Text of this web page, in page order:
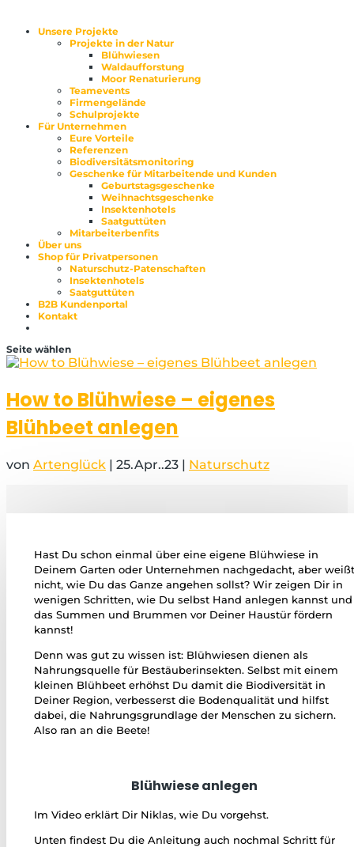
Unsere Projekte
Projekte in der Natur
Blühwiesen
Waldaufforstung
Moor Renaturierung
Teamevents
Firmengelände
Schulprojekte
Für Unternehmen
Eure Vorteile
Referenzen
Biodiversitätsmonitoring
Geschenke für Mitarbeitende und Kunden
Geburtstagsgeschenke
Weihnachtsgeschenke
Insektenhotels
Saatguttüten
Mitarbeiterbenfits
Über uns
Shop für Privatpersonen
Naturschutz-Patenschaften
Insektenhotels
Saatguttüten
B2B Kundenportal
Kontakt
Seite wählen
How to Blühwiese – eigenes
Blühbeet anlegen
von Artenglück | 25.Apr..23 | Naturschutz
Hast Du schon einmal über eine eigene Blühwiese in
Deinem Garten oder Unternehmen nachgedacht, aber
nicht, wie Du das Ganze angehen sollst? Wir zeigen Dir in
wenigen Schritten, wie Du selbst Hand anlegen kannst und
das Summen und Brummen vor Deiner Haustür fördern
kannst!
Denn was gut zu wissen ist: Blühwiesen dienen als
Nahrungsquelle für Bestäuberinsekten. Selbst mit einem
kleinen Blühbeet erhöhst Du damit die Biodiversität in
Deiner Region, verbesserst die Bodenqualität und hilfst
dabei, die Nahrungsgrundlage der Menschen zu sichern.
Also ran an die Beete!
Blühwiese anlegen
Im Video erklärt Dir Niklas, wie Du vorgehst.
Unten findest Du die Anleitung auch nochmal Schritt für